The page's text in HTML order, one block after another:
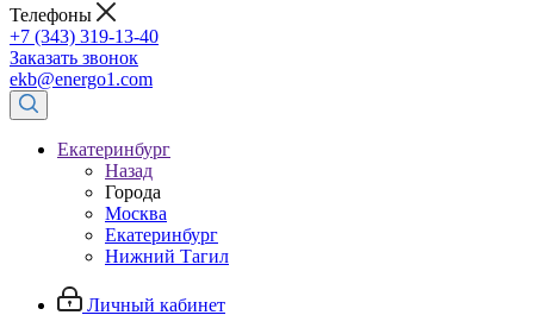
Телефоны
+7 (343) 319-13-40
Заказать звонок
ekb@energo1.com
Екатеринбург
Назад
Города
Москва
Екатеринбург
Нижний Тагил
Личный кабинет